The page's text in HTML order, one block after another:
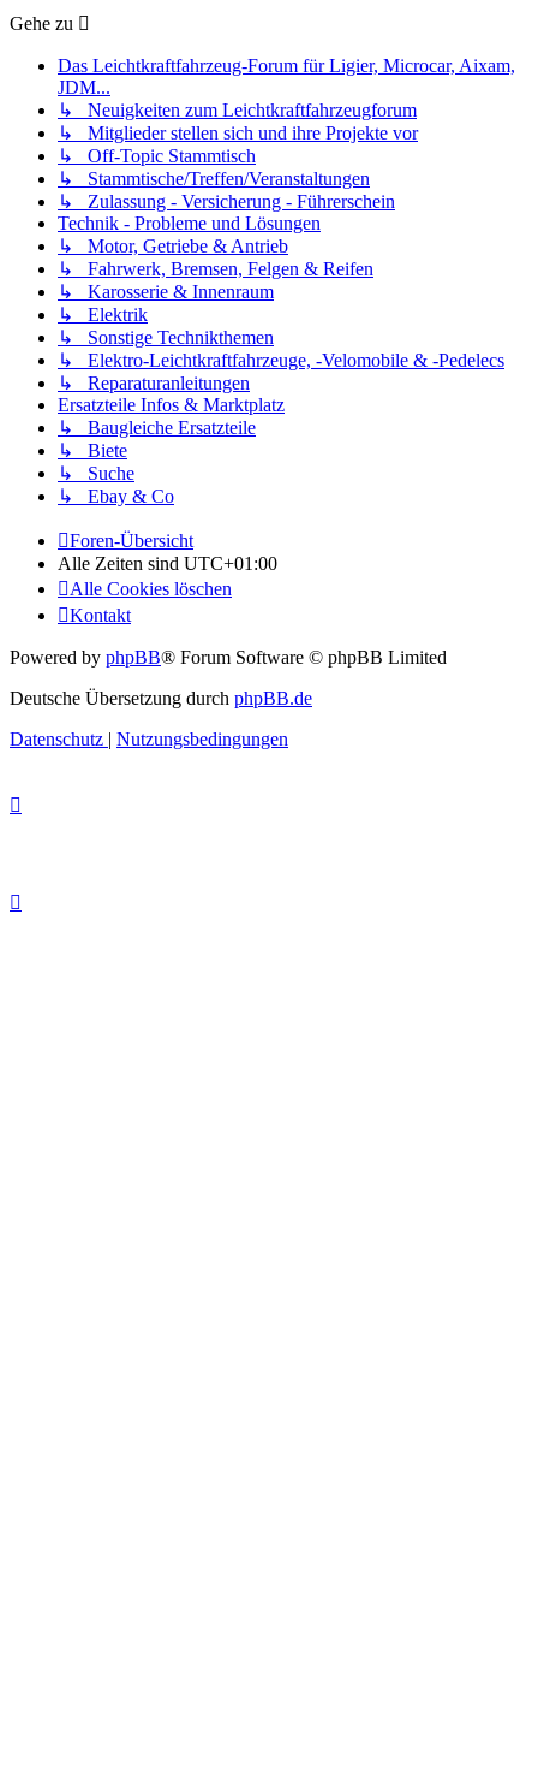
Gehe zu
Das Leichtkraftfahrzeug-Forum für Ligier, Microcar, Aixam,
JDM...
↳ Neuigkeiten zum Leichtkraftfahrzeugforum
↳ Mitglieder stellen sich und ihre Projekte vor
↳ Off-Topic Stammtisch
↳ Stammtische/Treffen/Veranstaltungen
↳ Zulassung - Versicherung - Führerschein
Technik - Probleme und Lösungen
↳ Motor, Getriebe & Antrieb
↳ Fahrwerk, Bremsen, Felgen & Reifen
↳ Karosserie & Innenraum
↳ Elektrik
↳ Sonstige Technikthemen
↳ Elektro-Leichtkraftfahrzeuge, -Velomobile & -Pedelecs
↳ Reparaturanleitungen
Ersatzteile Infos & Marktplatz
↳ Baugleiche Ersatzteile
↳ Biete
↳ Suche
↳ Ebay & Co
Foren-Übersicht
Alle Zeiten sind UTC+01:00
Alle Cookies löschen
Kontakt
Powered by phpBB® Forum Software © phpBB Limited
Deutsche Übersetzung durch phpBB.de
Datenschutz | Nutzungsbedingungen